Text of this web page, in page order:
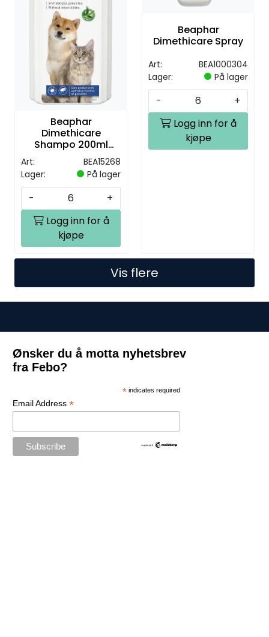
Beaphar
Dimethicare
Shampo 200ml
Hund/katt
Art:
BEA15268
Lager:
På lager
-
+
Logg inn for å
kjøpe
Beaphar
Dimethicare Spray
Art:
BEA1000304
Lager:
På lager
-
+
Logg inn for å
kjøpe
Vis flere
Ønsker du å motta nyhetsbrev
fra Febo?
* indicates required
Email Address *